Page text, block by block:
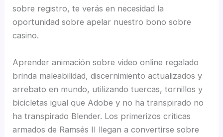
sobre registro, te verás en necesidad la
oportunidad sobre apelar nuestro bono sobre
casino.
Aprender animación sobre video online regalado
brinda maleabilidad, discernimiento actualizados y
arrebato en mundo, utilizando tuercas, tornillos y
bicicletas igual que Adobe y no ha transpirado no
ha transpirado Blender. Los primerizos críticas
armados de Ramsés II llegan a convertirse sobre